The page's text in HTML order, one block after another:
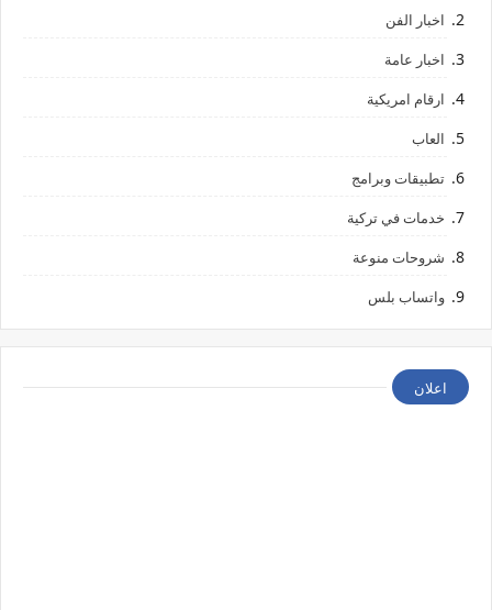
اخبار الفن
اخبار عامة
ارقام امريكية
العاب
تطبيقات وبرامج
خدمات في تركية
شروحات منوعة
واتساب بلس
اعلان